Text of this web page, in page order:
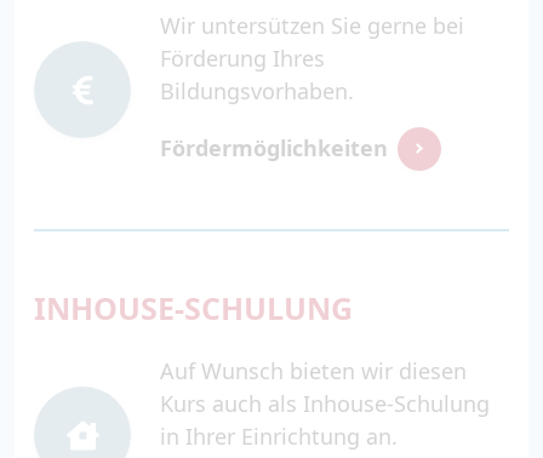
Wir untersützen Sie gerne bei
Förderung Ihres
Bildungsvorhaben.
Fördermöglichkeiten
INHOUSE-SCHULUNG
Auf Wunsch bieten wir diesen
Kurs auch als Inhouse-Schulung
in Ihrer Einrichtung an.